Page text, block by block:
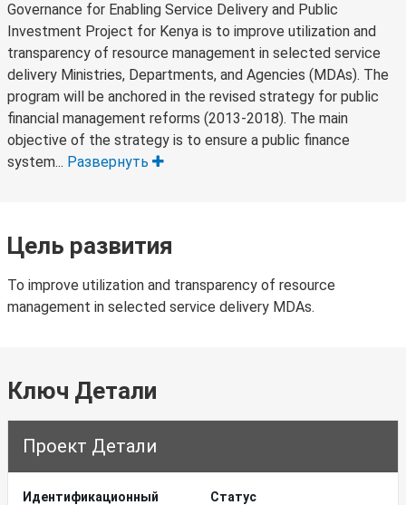
Governance for Enabling Service Delivery and Public
Investment Project for Kenya is to improve utilization and
transparency of resource management in selected service
delivery Ministries, Departments, and Agencies (MDAs). The
program will be anchored in the revised strategy for public
financial management reforms (2013-2018). The main
objective of the strategy is to ensure a public finance
system... Развернуть
Цель развития
To improve utilization and transparency of resource
management in selected service delivery MDAs.
Ключ Детали
Проект Детали
Идентификационный
Статус